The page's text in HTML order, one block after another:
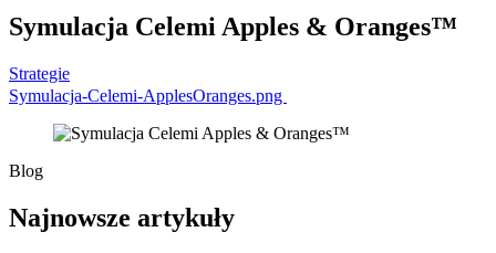
Symulacja Celemi Apples & Oranges™
Strategie
Symulacja-Celemi-ApplesOranges.png
Blog
Najnowsze artykuły